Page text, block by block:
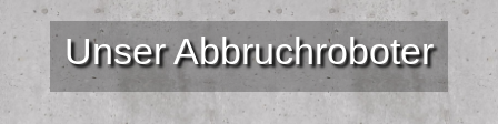
Unser Abbruchroboter